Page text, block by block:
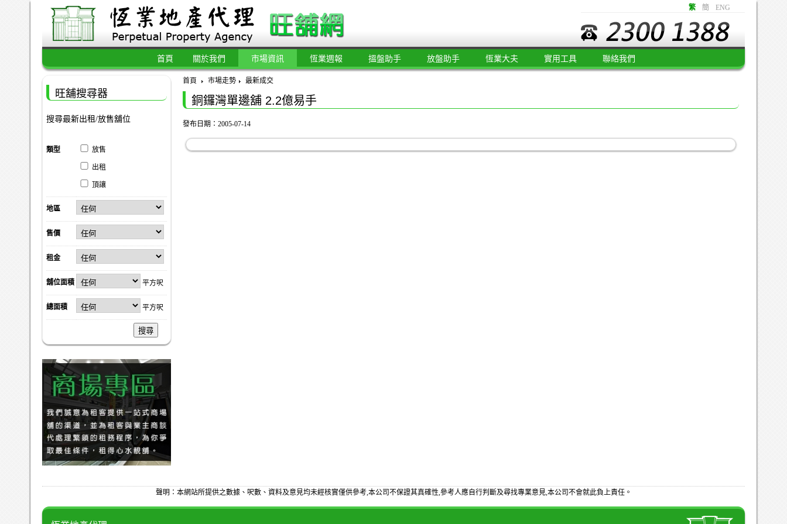
繁 簡 ENG
首頁 關於我們 市場資訊 恆業週報 搵盤助手 放盤助手 恆業大夫 實用工具 聯絡我們
首頁 市場走勢 最新成交
銅鑼灣單邊舖 2.2億易手
發布日期：2005-07-14
旺舖搜尋器
搜尋最新出租/放售舖位
類型 放售
出租
頂讓
地區
售價
租金
舖位面積 平方呎
總面積 平方呎
搜尋
聲明：本網站所提供之數據、呎數、資料及意見均未經核實僅供參考,本公司不保證其真確性,參考人應自行判斷及尋找專業意見,本公司不會就此負上責任。